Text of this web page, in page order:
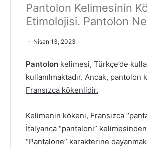
Pantolon Kelimesinin
Etimolojisi. Pantolon
Nisan 13, 2023
Pantolon kelimesi, Türkçe’de
kullanılmaktadır. Ancak,
Fransızca kökenlidir.
Kelimenin kökeni, Fransızca
İtalyanca “pantaloni”
“Pantalone” karakterine